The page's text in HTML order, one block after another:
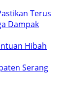
Terus
Dampak
Hibah
Serang